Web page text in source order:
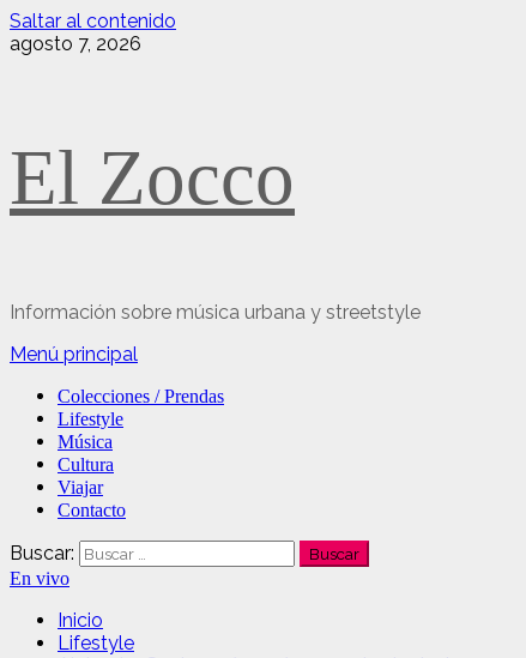
Saltar al contenido
agosto 7, 2026
El Zocco
Información sobre música urbana y streetstyle
Menú principal
Colecciones / Prendas
Lifestyle
Música
Cultura
Viajar
Contacto
Buscar:
En vivo
Inicio
Lifestyle